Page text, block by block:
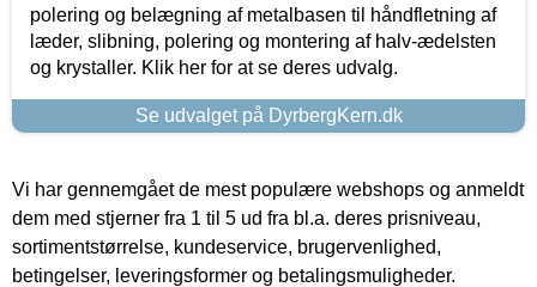
polering og belægning af metalbasen til håndfletning af
læder, slibning, polering og montering af halv-ædelsten
og krystaller. Klik her for at se deres udvalg.
Se udvalget på DyrbergKern.dk
Vi har gennemgået de mest populære webshops og anmeldt
dem med stjerner fra 1 til 5 ud fra bl.a. deres prisniveau,
sortimentstørrelse, kundeservice, brugervenlighed,
betingelser, leveringsformer og betalingsmuligheder.